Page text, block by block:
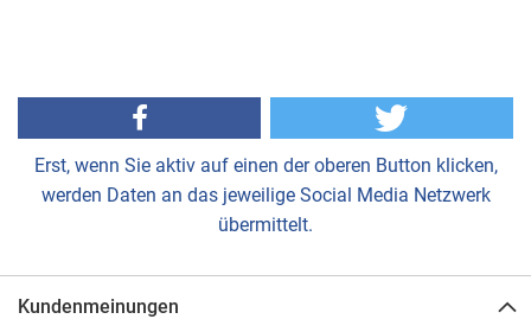
Erst, wenn Sie aktiv auf einen der oberen Button klicken,
werden Daten an das jeweilige Social Media Netzwerk
übermittelt.
Kundenmeinungen